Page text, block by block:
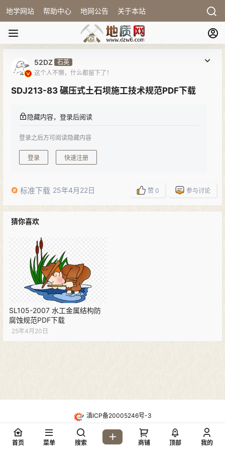
地学网站 帮助中心 地网公告 关于本站
52DZ 石英
这个人不懒，什么都留下了！
SDJ213-83 碾压式土石坝施工技术规范PDF下载
隐藏内容，登录后阅读
登录之后方可阅读隐藏内容
登录 快速注册
标准下载 25年4月22日 赞 0 参与讨论
猜你喜欢
SL105-2007 水工金属结构防
腐蚀规范PDF下载
25年4月20日
滇ICP备20005246号-3
・
酷盾高防CDN防护
Copyright © 2026
地质网论坛(dzw6.com)
首页 菜单 搜索 商铺 顶部 我的